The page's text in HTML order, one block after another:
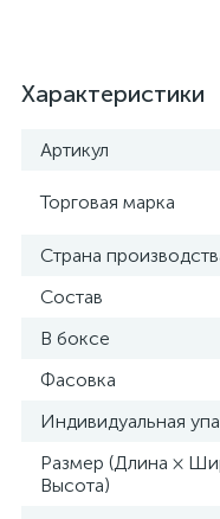
Характеристики
Артикул
Торговая марка
Страна
Состав
В боксе
Фасовка
Индивидуальная
Размер (Длина ×
Высота)